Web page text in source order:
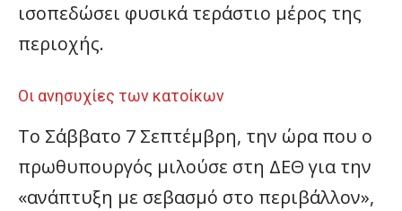
ισοπεδώσει φυσικά τεράστιο μέρος της
περιοχής.
Οι ανησυχίες των κατοίκων
Το Σάββατο 7 Σεπτέμβρη, την ώρα που ο
πρωθυπουργός μιλούσε στη ΔΕΘ για την
«ανάπτυξη με σεβασμό στο περιβάλλον»,